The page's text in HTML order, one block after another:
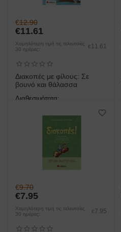
€12.90
€11.61
Χαμηλότερη τιμή τις τελευταίες
30 ημέρες:
€ 11.61
Διακοπές με φίλους: Σε
βουνό και θάλασσα
Διαθεσιμότητα:
€9.70
€7.95
Χαμηλότερη τιμή τις τελευταίες
30 ημέρες:
€ 7.95